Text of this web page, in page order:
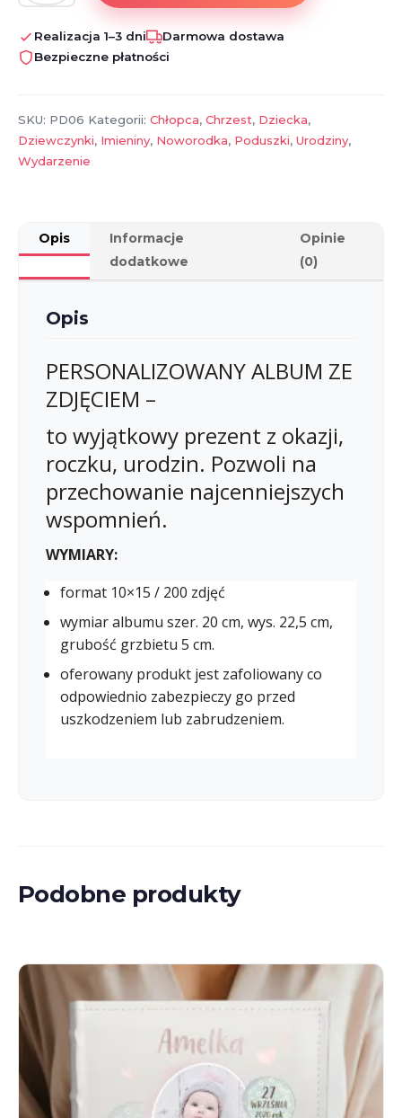
Poduszka
ze
zdjęciem
roczek,
chrzest,
prezent
Realizacja 1–3 dni
Darmowa dostawa
Bezpieczne płatności
SKU: PD06 Kategorii: Chłopca, Chrzest, Dziecka,
Dziewczynki, Imieniny, Noworodka, Poduszki, Urodziny,
Wydarzenie
Opis
Informacje
dodatkowe
Opinie
(0)
Opis
PERSONALIZOWANY ALBUM ZE
ZDJĘCIEM –
to wyjątkowy prezent z okazji,
roczku, urodzin. Pozwoli na
przechowanie najcenniejszych
wspomnień.
WYMIARY:
format 10×15 / 200 zdjęć
wymiar albumu szer. 20 cm, wys. 22,5 cm,
grubość grzbietu 5 cm.
oferowany produkt jest zafoliowany co
odpowiednio zabezpieczy go przed
uszkodzeniem lub zabrudzeniem.
Podobne produkty